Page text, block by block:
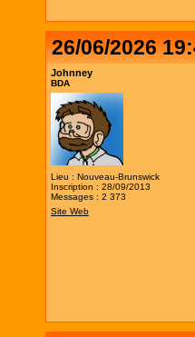
26/06/2026
Johnney
BDA
Lieu : Nouveau-Brunswick
Inscription : 28/09/2013
Messages : 2 373
Site Web